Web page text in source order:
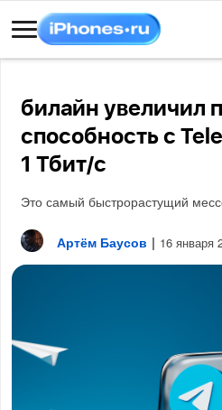
билайн увеличил
способность с
1 Тбит/с
Это самый быстрорастущий
Артём Баусов | 16 января